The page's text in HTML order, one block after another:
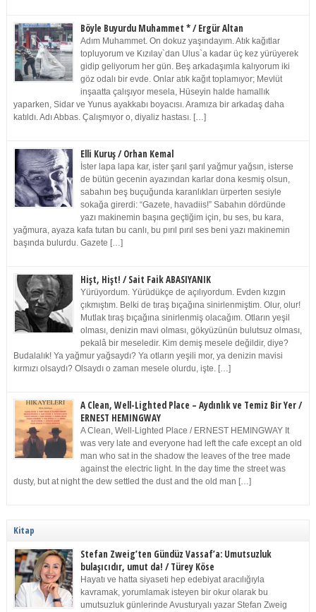
Böyle Buyurdu Muhammet * / Ergür Altan
Adım Muhammet. On dokuz yaşındayım. Atık kağıtlar
topluyorum ve Kızılay`dan Ulus`a kadar üç kez yürüyerek
gidip geliyorum her gün. Beş arkadaşımla kalıyorum iki
göz odalı bir evde. Onlar atık kağıt toplamıyor; Mevlüt
inşaatta çalışıyor mesela, Hüseyin halde hamallık
yaparken, Sidar ve Yunus ayakkabı boyacısı. Aramıza bir arkadaş daha
katıldı. Adı Abbas. Çalışmıyor o, diyaliz hastası. […]
Elli Kuruş / Orhan Kemal
İster lapa lapa kar, ister şarıl şarıl yağmur yağsın, isterse
de bütün gecenin ayazından karlar dona kesmiş olsun,
sabahın beş buçuğunda karanlıkları ürperten sesiyle
sokağa girerdi: “Gazete, havadiis!” Sabahın dördünde
yazı makinemin başına geçtiğim için, bu ses, bu kara,
yağmura, ayaza kafa tutan bu canlı, bu pırıl pırıl ses beni yazı makinemin
başında bulurdu. Gazete […]
Hişt, Hişt! / Sait Faik ABASIYANIK
Yürüyordum. Yürüdükçe de açılıyordum. Evden kızgın
çıkmıştım. Belki de tıraş bıçağına sinirlenmiştim. Olur, olur!
Mutlak tıraş bıçağına sinirlenmiş olacağım. Otların yeşil
olması, denizin mavi olması, gökyüzünün bulutsuz olması,
pekalâ bir meseledir. Kim demiş mesele değildir, diye?
Budalalık! Ya yağmur yağsaydı? Ya otların yeşili mor, ya denizin mavisi
kırmızı olsaydı? Olsaydı o zaman mesele olurdu, işte. […]
A Clean, Well-Lighted Place – Aydınlık ve Temiz Bir Yer /
ERNEST HEMINGWAY
A Clean, Well-Lighted Place / ERNEST HEMINGWAY It
was very late and everyone had left the cafe except an old
man who sat in the shadow the leaves of the tree made
against the electric light. In the day time the street was
dusty, but at night the dew settled the dust and the old man […]
Kitap
Stefan Zweig’ten Gündüz Vassaf’a: Umutsuzluk
bulaşıcıdır, umut da! / Türey Köse
Hayatı ve hatta siyaseti hep edebiyat aracılığıyla
kavramak, yorumlamak isteyen bir okur olarak bu
umutsuzluk günlerinde Avusturyalı yazar Stefan Zweig